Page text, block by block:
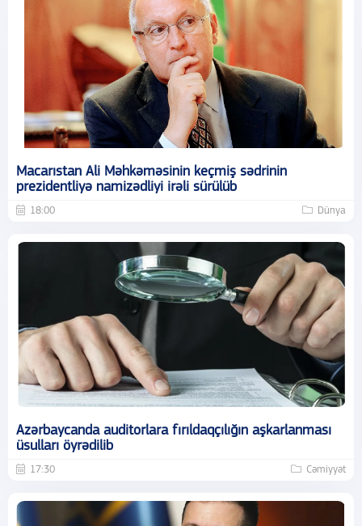
Macarıstan Ali Məhkəməsinin keçmiş sədrinin
prezidentliyə namizədliyi irəli sürülüb
18:00 Dünya
Azərbaycanda auditorlara fırıldaqçılığın aşkarlanması
üsulları öyrədilib
17:30 Cəmiyyət